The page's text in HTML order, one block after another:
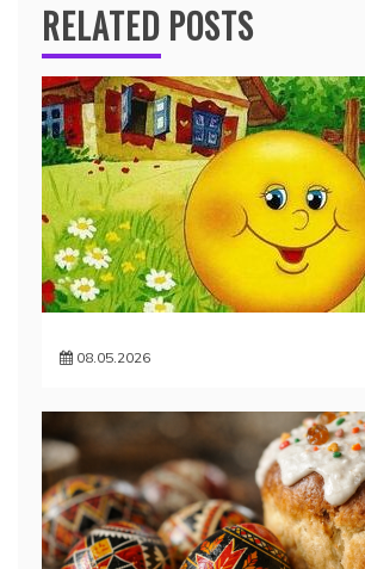
RELATED POSTS
08.05.2026